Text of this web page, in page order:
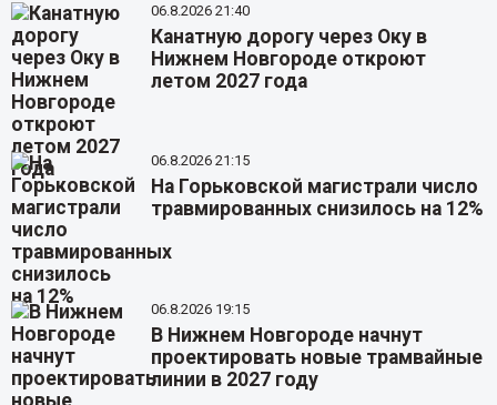
06.8.2026 21:40
Канатную дорогу через Оку в
Нижнем Новгороде откроют
летом 2027 года
06.8.2026 21:15
На Горьковской магистрали число
травмированных снизилось на 12%
06.8.2026 19:15
В Нижнем Новгороде начнут
проектировать новые трамвайные
линии в 2027 году